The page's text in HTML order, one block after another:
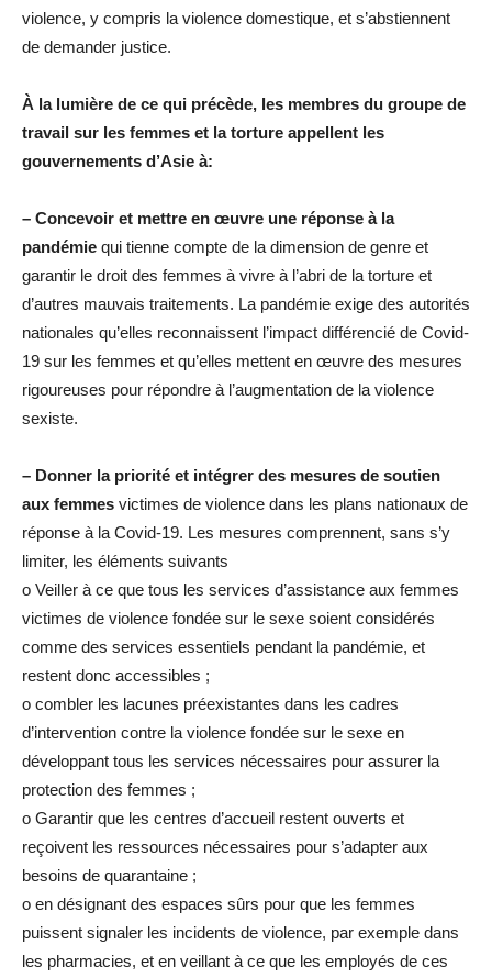
violence, y compris la violence domestique, et s’abstiennent
de demander justice.
À la lumière de ce qui précède, les membres du groupe de
travail sur les femmes et la torture appellent les
gouvernements d’Asie à:
– Concevoir et mettre en œuvre une réponse à la
pandémie qui tienne compte de la dimension de genre et
garantir le droit des femmes à vivre à l’abri de la torture et
d’autres mauvais traitements. La pandémie exige des autorités
nationales qu’elles reconnaissent l’impact différencié de Covid-
19 sur les femmes et qu’elles mettent en œuvre des mesures
rigoureuses pour répondre à l’augmentation de la violence
sexiste.
– Donner la priorité et intégrer des mesures de soutien
aux femmes victimes de violence dans les plans nationaux de
réponse à la Covid-19. Les mesures comprennent, sans s’y
limiter, les éléments suivants
o Veiller à ce que tous les services d’assistance aux femmes
victimes de violence fondée sur le sexe soient considérés
comme des services essentiels pendant la pandémie, et
restent donc accessibles ;
o combler les lacunes préexistantes dans les cadres
d’intervention contre la violence fondée sur le sexe en
développant tous les services nécessaires pour assurer la
protection des femmes ;
o Garantir que les centres d’accueil restent ouverts et
reçoivent les ressources nécessaires pour s’adapter aux
besoins de quarantaine ;
o en désignant des espaces sûrs pour que les femmes
puissent signaler les incidents de violence, par exemple dans
les pharmacies, et en veillant à ce que les employés de ces